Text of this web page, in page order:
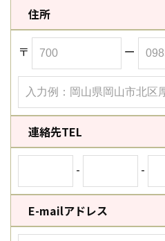
住所
〒 ー
連絡先TEL
- -
E-mailアドレス